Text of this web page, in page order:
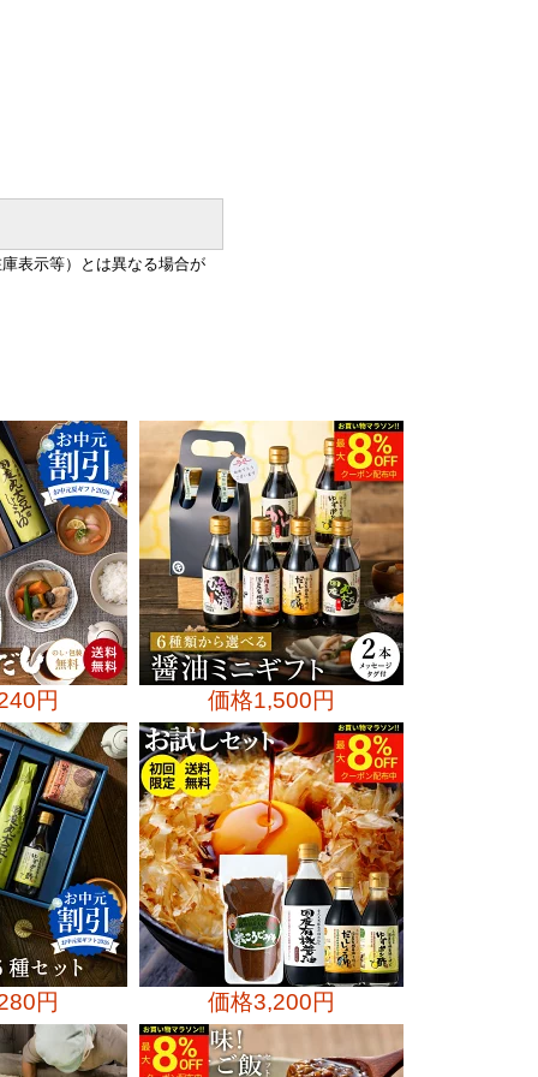
表示等）とは異なる場合が
円 価格1,500円
円 価格3,200円